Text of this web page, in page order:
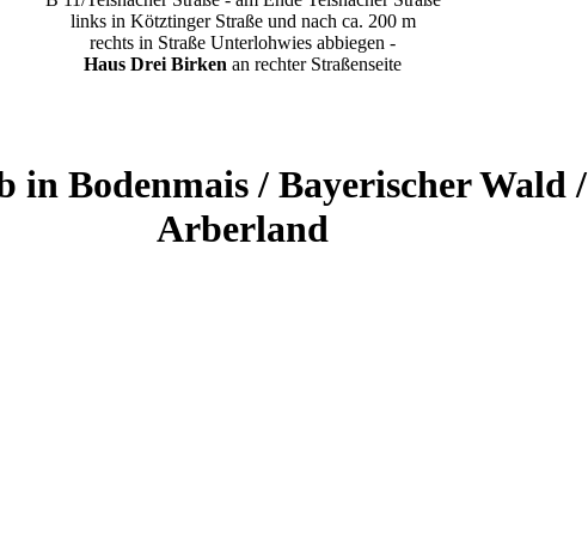
links in Kötztinger Straße und nach ca. 200 m
rechts in Straße Unterlohwies abbiegen -
Haus Drei Birken an rechter Straßenseite
in Bodenmais / Bayerischer Wald /
Arberland